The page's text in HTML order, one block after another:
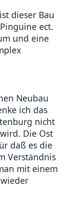
dieser Bau
ect.
und eine
Neubau
ich das
nicht
Die Ost
daß es die
Verständnis
mit einem